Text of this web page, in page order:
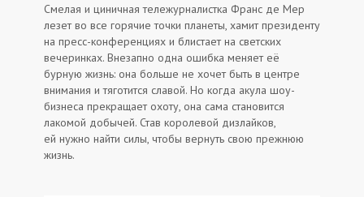
Смелая и циничная тележурналистка Франс де Мер
лезет во все горячие точки планеты, хамит президенту
на пресс-конференциях и блистает на светских
вечеринках. Внезапно одна ошибка меняет её
бурную жизнь: она больше не хочет быть в центре
внимания и тяготится славой. Но когда акула шоу-
бизнеса прекращает охоту, она сама становится
лакомой добычей. Став королевой дизлайков,
ей нужно найти силы, чтобы вернуть свою прежнюю
жизнь.